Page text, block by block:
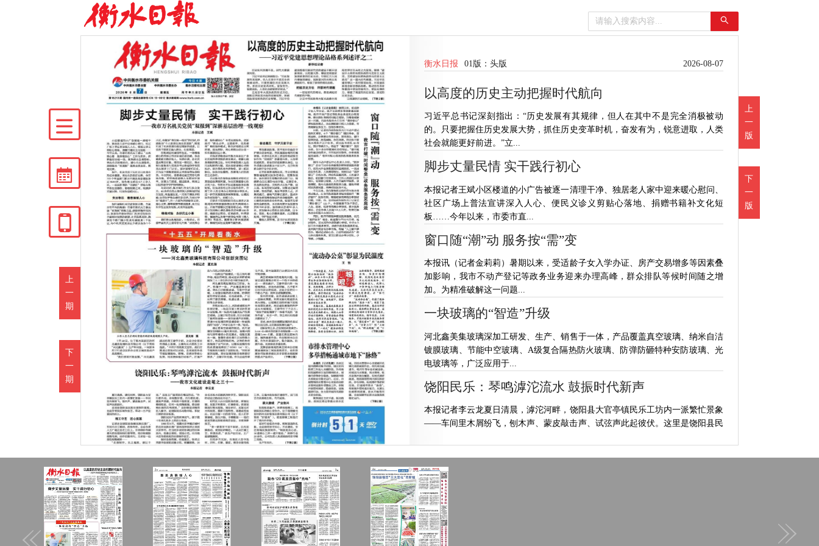
上
一
版
下
一
版
上
一
期
下
一
期
衡水日报 01版： 头版 2026-08-07
以高度的历史主动把握时代航向
习近平总书记深刻指出：“历史发展有其规律，但人在其中不是完全消极被动
的。只要把握住历史发展大势，抓住历史变革时机，奋发有为，锐意进取，人类
社会就能更好前进。”立...
脚步丈量民情 实干践行初心
本报记者王斌小区楼道的小广告被逐一清理干净、独居老人家中迎来暖心慰问、
社区广场上普法宣讲深入人心、便民义诊义剪贴心落地、捐赠书籍补文化短
板……今年以来，市委市直...
窗口随“潮”动 服务按“需”变
本报讯（记者金莉莉）暑期以来，受适龄子女入学办证、房产交易增多等因素叠
加影响，我市不动产登记等政务业务迎来办理高峰，群众排队等候时间随之增
加。为精准破解这一问题...
一块玻璃的“智造”升级
河北鑫美集玻璃深加工研发、生产、销售于一体，产品覆盖真空玻璃、纳米自洁
镀膜玻璃、节能中空玻璃、A级复合隔热防火玻璃、防弹防砸特种安防玻璃、光
电玻璃等，广泛应用于...
饶阳民乐：琴鸣滹沱流水 鼓振时代新声
本报记者李云龙夏日清晨，滹沱河畔，饶阳县大官亭镇民乐工坊内一派繁忙景象
——车间里木屑纷飞，刨木声、蒙皮敲击声、试弦声此起彼伏。这里是饶阳县民
“流动办公桌”彰显为民温度
这是武邑县创新优化基层服务模式，推行的社区“流动办公桌”，将便民服务从固
定办公室搬到小区广场、居民楼下，零距离办好民生实事。长期以来，基层政务
服务多依托固定办公...
市排水管理中心多举措畅通城市地下“脉络”


